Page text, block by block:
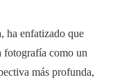
ha enfatizado que
fotografía como un
más profunda,